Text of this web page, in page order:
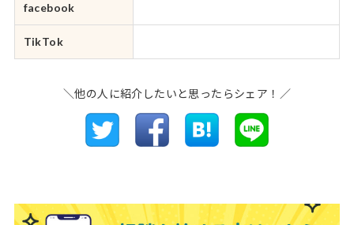
facebook
TikTok
＼他の人に紹介したいと思ったらシェア！／